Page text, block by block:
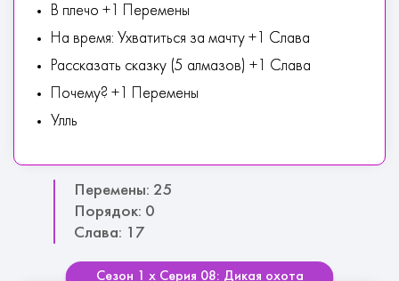
В плечо +1 Перемены
На время: Ухватиться за мачту +1 Слава
Рассказать сказку (5 алмазов) +1 Слава
Почему? +1 Перемены
Улль
Перемены: 25
Порядок: 0
Слава: 17
Сезон 1 х Серия 08: Дикая охота